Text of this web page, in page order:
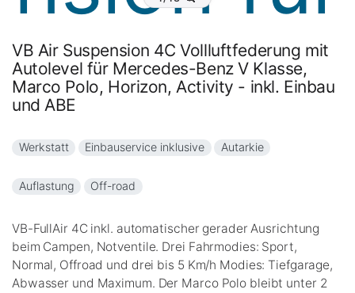
VB Air Suspension 4C Vollluftfederung mit
Autolevel für Mercedes-Benz V Klasse,
Marco Polo, Horizon, Activity - inkl. Einbau
und ABE
Werkstatt Einbauservice inklusive Autarkie
Auflastung Off-road
VB-FullAir 4C inkl. automatischer gerader Ausrichtung
beim Campen, Notventile. Drei Fahrmodies: Sport,
Normal, Offroad und drei bis 5 Km/h Modies: Tiefgarage,
Abwasser und Maximum. Der Marco Polo bleibt unter 2